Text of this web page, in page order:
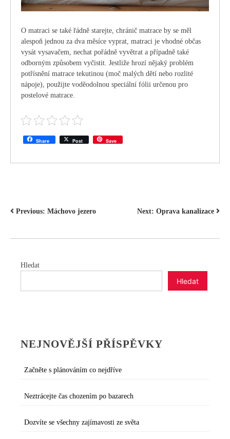
O matraci se také řádně starejte, chránič matrace by se měl
alespoň jednou za dva měsíce vyprat, matraci je vhodné občas
vysát vysavačem, nechat pořádně vyvětrat a případně také
odborným způsobem vyčistit. Jestliže hrozí nějaký problém
potřísnění matrace tekutinou (moč malých dětí nebo rozlité
nápoje), použijte voděodolnou speciální fólii určenou pro
postelové matrace.
Share Post Save
NAVIGACE
Previous: Máchovo jezero Next: Oprava kanalizace
Hledat
Hledat
NEJNOVĚJŠÍ PŘÍSPĚVKY
Začněte s plánováním co nejdříve
Neztrácejte čas chozením po bazarech
Dozvíte se všechny zajímavosti ze světa